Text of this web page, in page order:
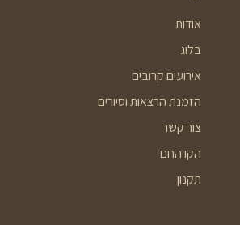
אודות
בלוג
אירועים קרובים
הזמנת הרצאות וסיורים
צור קשר
הקו החם
תקנון